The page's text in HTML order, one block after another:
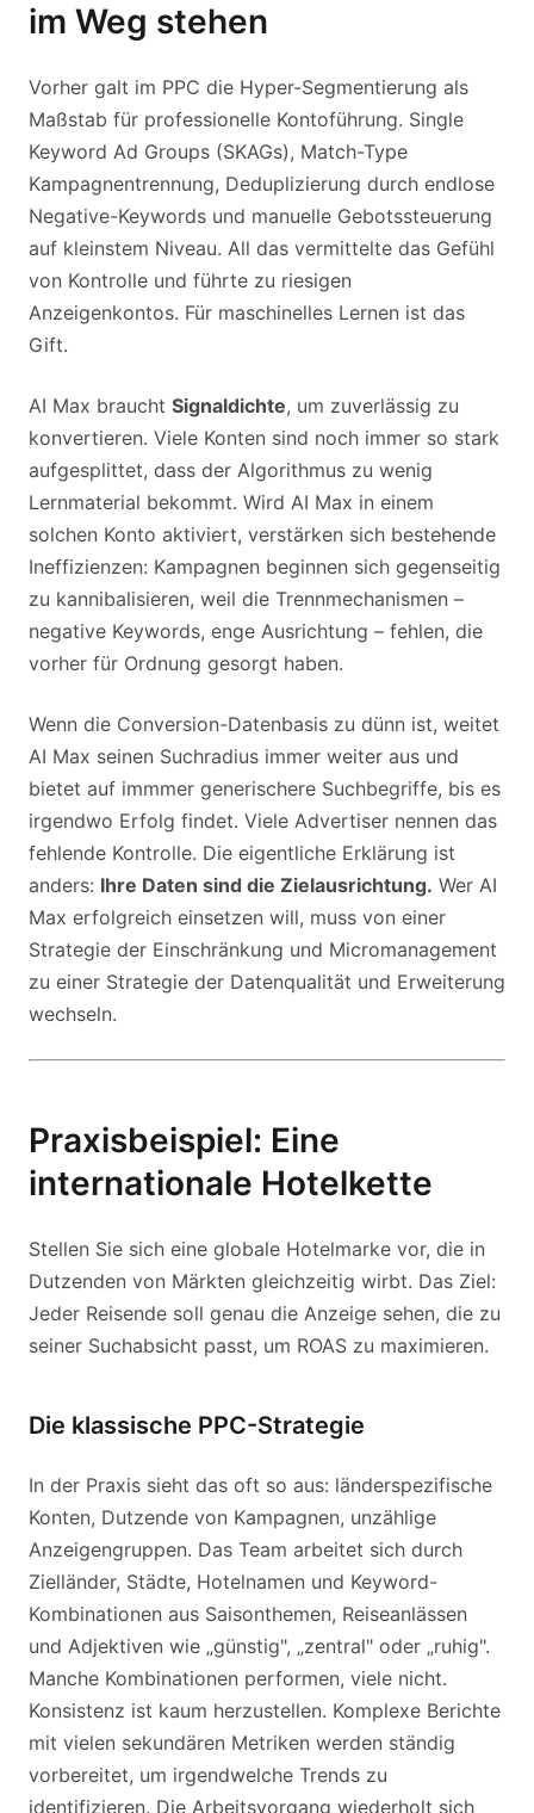
im Weg stehen
Vorher galt im PPC die Hyper-Segmentierung als
Maßstab für professionelle Kontoführung. Single
Keyword Ad Groups (SKAGs), Match-Type
Kampagnentrennung, Deduplizierung durch endlose
Negative-Keywords und manuelle Gebotssteuerung
auf kleinstem Niveau. All das vermittelte das Gefühl
von Kontrolle und führte zu riesigen
Anzeigenkontos. Für maschinelles Lernen ist das
Gift.
AI Max braucht Signaldichte, um zuverlässig zu
konvertieren. Viele Konten sind noch immer so stark
aufgesplittet, dass der Algorithmus zu wenig
Lernmaterial bekommt. Wird AI Max in einem
solchen Konto aktiviert, verstärken sich bestehende
Ineffizienzen: Kampagnen beginnen sich gegenseitig
zu kannibalisieren, weil die Trennmechanismen –
negative Keywords, enge Ausrichtung – fehlen, die
vorher für Ordnung gesorgt haben.
Wenn die Conversion-Datenbasis zu dünn ist, weitet
AI Max seinen Suchradius immer weiter aus und
bietet auf immmer generischere Suchbegriffe, bis es
irgendwo Erfolg findet. Viele Advertiser nennen das
fehlende Kontrolle. Die eigentliche Erklärung ist
anders: Ihre Daten sind die Zielausrichtung. Wer AI
Max erfolgreich einsetzen will, muss von einer
Strategie der Einschränkung und Micromanagement
zu einer Strategie der Datenqualität und Erweiterung
wechseln.
Praxisbeispiel: Eine
internationale Hotelkette
Stellen Sie sich eine globale Hotelmarke vor, die in
Dutzenden von Märkten gleichzeitig wirbt. Das Ziel:
Jeder Reisende soll genau die Anzeige sehen, die zu
seiner Suchabsicht passt, um ROAS zu maximieren.
Die klassische PPC-Strategie
In der Praxis sieht das oft so aus: länderspezifische
Konten, Dutzende von Kampagnen, unzählige
Anzeigengruppen. Das Team arbeitet sich durch
Zielländer, Städte, Hotelnamen und Keyword-
Kombinationen aus Saisonthemen, Reiseanlässen
und Adjektiven wie „günstig", „zentral" oder „ruhig".
Manche Kombinationen performen, viele nicht.
Konsistenz ist kaum herzustellen. Komplexe Berichte
mit vielen sekundären Metriken werden ständig
vorbereitet, um irgendwelche Trends zu
identifizieren. Die Arbeitsvorgang wiederholt sich